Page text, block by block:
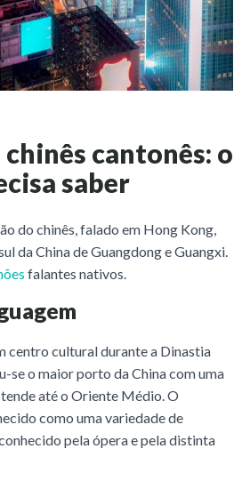
cantonês: o
saber
do chinês, falado em Hong Kong,
da China de Guangdong e Guangxi.
falantes nativos.
centro cultural durante a Dinastia
se o maior porto da China com uma
até o Oriente Médio. O
como uma variedade de
pela ópera e pela distinta